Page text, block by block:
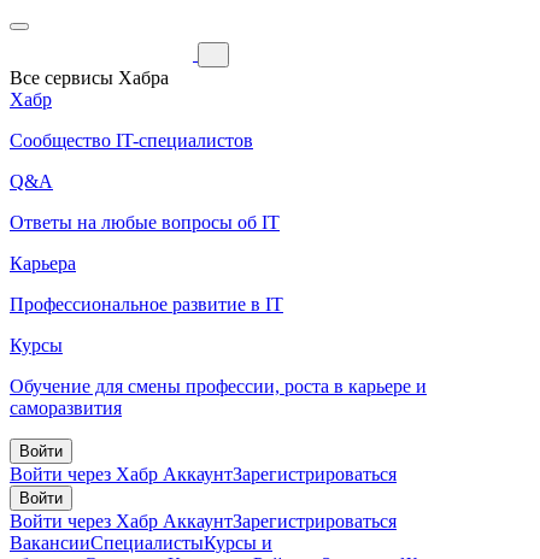
Все сервисы Хабра
Хабр
Сообщество IT-специалистов
Q&A
Ответы на любые вопросы об IT
Карьера
Профессиональное развитие в IT
Курсы
Обучение для смены профессии, роста в карьере и
саморазвития
Войти
Войти через Хабр АккаунтЗарегистрироваться
Войти
Войти через Хабр АккаунтЗарегистрироваться
ВакансииСпециалистыКурсы и